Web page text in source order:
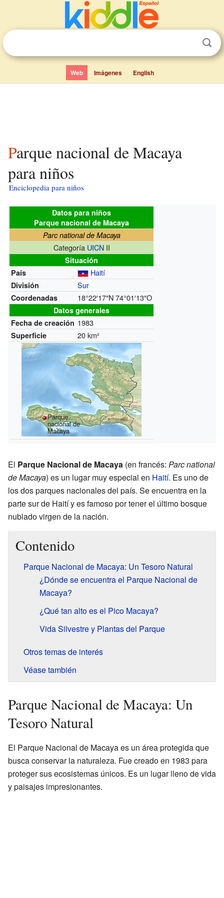
Web Imágenes English
Parque nacional de Macaya
para niños
Enciclopedia para niños
Datos para niños
Parque nacional de Macaya
Parc national de Macaya
Categoría UICNII
Situación
País
Haití
División Sur
Coordenadas 18°22′17″N74°01′13″O
Datos generales
Fecha de creación 1983
Superficie 20 km²
Parque
nacional de
Macaya
El Parque Nacional de Macaya (en francés: Parc national
de Macaya) es un lugar muy especial en Haití. Es uno de
los dos parques nacionales del país. Se encuentra en la
parte sur de Haití y es famoso por tener el último bosque
nublado virgen de la nación.
Contenido
Parque Nacional de Macaya: Un Tesoro Natural
¿Dónde se encuentra el Parque Nacional de
Macaya?
¿Qué tan alto es el Pico Macaya?
Vida Silvestre y Plantas del Parque
Otros temas de interés
Véase también
Parque Nacional de Macaya: Un
Tesoro Natural
El Parque Nacional de Macaya es un área protegida que
busca conservar la naturaleza. Fue creado en 1983 para
proteger sus ecosistemas únicos. Es un lugar lleno de vida
y paisajes impresionantes.